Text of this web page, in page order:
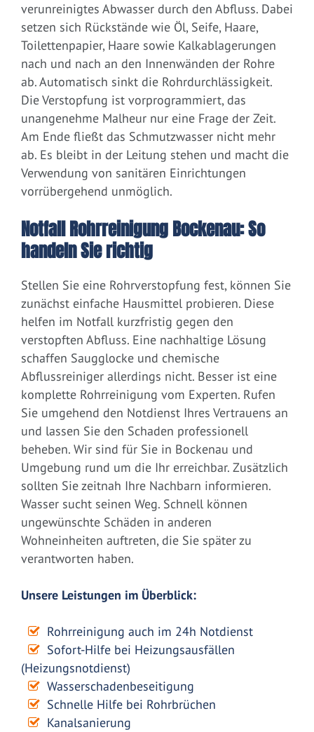
verunreinigtes Abwasser durch den Abfluss. Dabei
setzen sich Rückstände wie Öl, Seife, Haare,
Toilettenpapier, Haare sowie Kalkablagerungen
nach und nach an den Innenwänden der Rohre
ab. Automatisch sinkt die Rohrdurchlässigkeit.
Die Verstopfung ist vorprogrammiert, das
unangenehme Malheur nur eine Frage der Zeit.
Am Ende fließt das Schmutzwasser nicht mehr
ab. Es bleibt in der Leitung stehen und macht die
Verwendung von sanitären Einrichtungen
vorrübergehend unmöglich.
Notfall Rohrreinigung Bockenau: So
handeln Sie richtig
Stellen Sie eine Rohrverstopfung fest, können Sie
zunächst einfache Hausmittel probieren. Diese
helfen im Notfall kurzfristig gegen den
verstopften Abfluss. Eine nachhaltige Lösung
schaffen Saugglocke und chemische
Abflussreiniger allerdings nicht. Besser ist eine
komplette Rohrreinigung vom Experten. Rufen
Sie umgehend den Notdienst Ihres Vertrauens an
und lassen Sie den Schaden professionell
beheben. Wir sind für Sie in Bockenau und
Umgebung rund um die Ihr erreichbar. Zusätzlich
sollten Sie zeitnah Ihre Nachbarn informieren.
Wasser sucht seinen Weg. Schnell können
ungewünschte Schäden in anderen
Wohneinheiten auftreten, die Sie später zu
verantworten haben.
Unsere Leistungen im Überblick:
Rohrreinigung auch im 24h Notdienst
Sofort-Hilfe bei Heizungsausfällen
(Heizungsnotdienst)
Wasserschadenbeseitigung
Schnelle Hilfe bei Rohrbrüchen
Kanalsanierung